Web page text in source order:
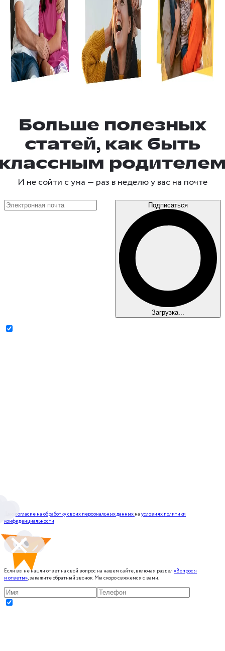
Больше полезных
статей, как быть
И не сойти с ума — раз в неделюу вас на почте
Подписаться
Загрузка...
согласие на обработку своих персональных данных на условиях политики
конфиденциальности
Если вы не нашли ответ на свой вопрос на нашем сайте, включая раздел «Вопросы
и ответы», закажите обратный звонок. Мы скоро свяжемся с вами.